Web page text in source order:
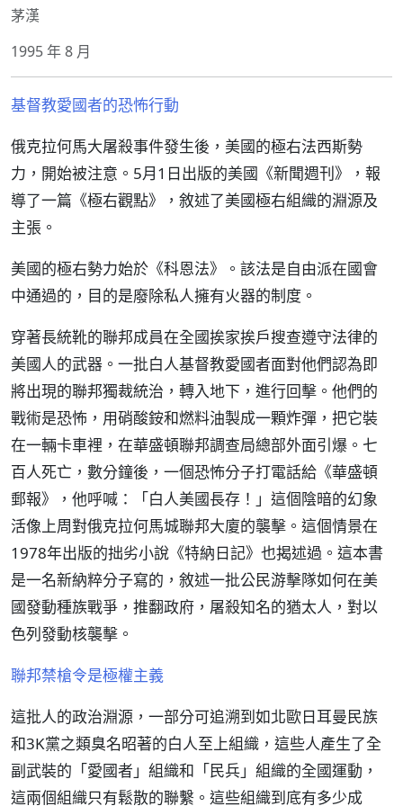
茅漢
1995 年 8 月
基督教愛國者的恐怖行動
俄克拉何馬大屠殺事件發生後，美國的極右法西斯勢
力，開始被注意。5月1日出版的美國《新聞週刊》，報
導了一篇《極右觀點》，敘述了美國極右組織的淵源及
主張。
美國的極右勢力始於《科恩法》。該法是自由派在國會
中通過的，目的是廢除私人擁有火器的制度。
穿著長統靴的聯邦成員在全國挨家挨戶搜查遵守法律的
美國人的武器。一批白人基督教愛國者面對他們認為即
將出現的聯邦獨裁統治，轉入地下，進行回擊。他們的
戰術是恐怖，用硝酸銨和燃料油製成一顆炸彈，把它裝
在一輛卡車裡，在華盛頓聯邦調查局總部外面引爆。七
百人死亡，數分鐘後，一個恐怖分子打電話給《華盛頓
郵報》，他呼喊：「白人美國長存！」這個陰暗的幻象
活像上周對俄克拉何馬城聯邦大廈的襲擊。這個情景在
1978年出版的拙劣小說《特納日記》也揭述過。這本書
是一名新納粹分子寫的，敘述一批公民游擊隊如何在美
國發動種族戰爭，推翻政府，屠殺知名的猶太人，對以
色列發動核襲擊。
聯邦禁槍令是極權主義
這批人的政治淵源，一部分可追溯到如北歐日耳曼民族
和3K黨之類臭名昭著的白人至上組織，這些人產生了全
副武裝的「愛國者」組織和「民兵」組織的全國運動，
這兩個組織只有鬆散的聯繫。這些組織到底有多少成